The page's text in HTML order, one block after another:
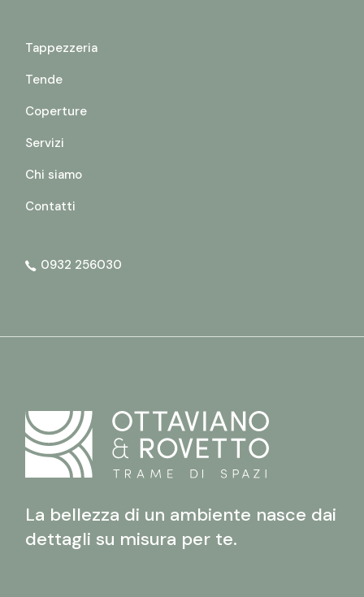
Tappezzeria
Tende
Coperture
Servizi
Chi siamo
Contatti
0932 256030
La bellezza di un ambiente nasce dai
dettagli su misura per te.